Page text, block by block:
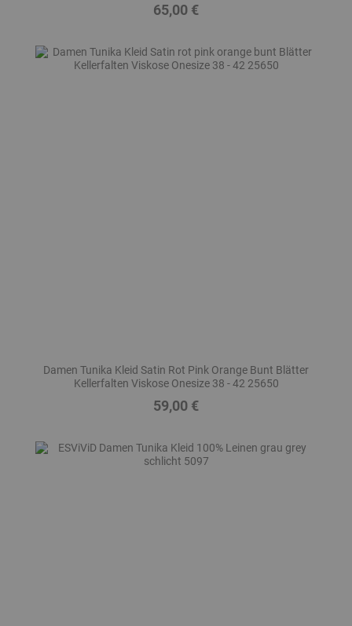
Preis
65,00 €
Damen Tunika Kleid Satin Rot Pink Orange Bunt Blätter
Kellerfalten Viskose Onesize 38 - 42 25650
Preis
59,00 €